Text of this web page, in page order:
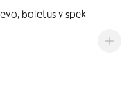
boletus y spek